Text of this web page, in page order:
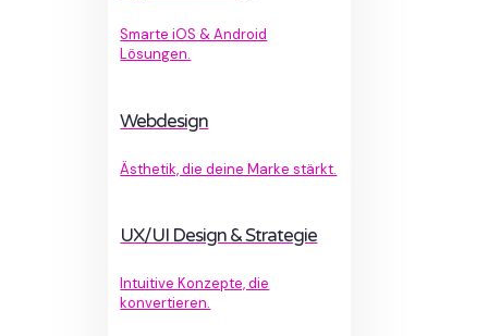
Smarte iOS & Android
Lösungen.
Webdesign
Ästhetik, die deine Marke stärkt.
UX/UI Design & Strategie
Intuitive Konzepte, die
konvertieren.